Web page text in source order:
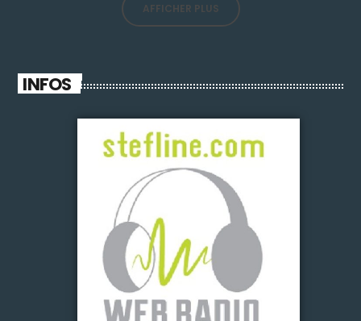
AFFICHER PLUS
INFOS